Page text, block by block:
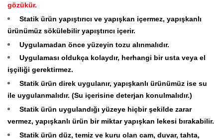
gözükür.
Statik ürün yapıştırıcı ve yapışkan içermez, yapışkanlı
ürünümüz sökülebilir yapıştırıcı içerir.
Uygulamadan önce yüzeyin tozu alınmalıdır.
Uygulaması oldukça kolaydır, herhangi bir usta veya el
işçiliği gerektirmez.
Statik ürün direk uygulanır, yapışkanlı ürünümüz ise su
ile uygulanmalıdır. (Su içerisine deterjan konulmalıdır.)
Statik ürün uygulandığı yüzeye hiçbir şekilde zarar
vermez, yapışkanlı ürün bir miktar yapışkan lekesi bırakabilir.
Statik ürün düz, temiz ve kuru olan cam, duvar, tahta,